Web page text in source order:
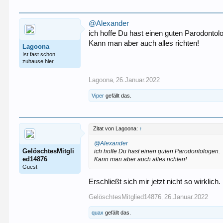
Lagoona
Ist fast schon
zuhause hier
@Alexander
ich hoffe Du hast einen guten
Kann man aber auch alles richten!
Lagoona 26.Januar.2022
Viper gefällt das.
GelöschtesMitgli
ed14876
Guest
Zitat von Lagoona: ↑
@Alexander
ich hoffe Du hast einen guten Parodontologen.
Kann man aber auch alles richten!
Erschließt sich mir jetzt nicht so wirklich.
GelöschtesMitglied14876 26.Januar.2022
quax gefällt das.